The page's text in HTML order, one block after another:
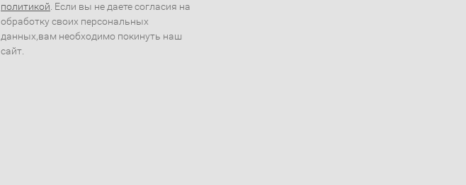
политикой . Если вы не даете согласия на
обработку своих персональных
данных,вам необходимо покинуть наш
сайт.